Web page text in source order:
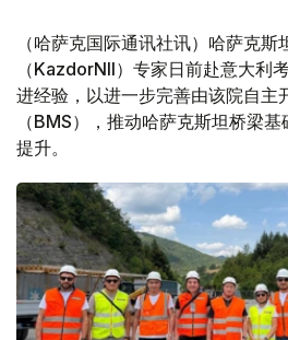
（哈萨克国际通讯社讯）哈萨克
（KazdorNII）专家日前赴意大利
进经验，以进一步完善由该院自主
（BMS），推动哈萨克斯坦桥梁
提升。